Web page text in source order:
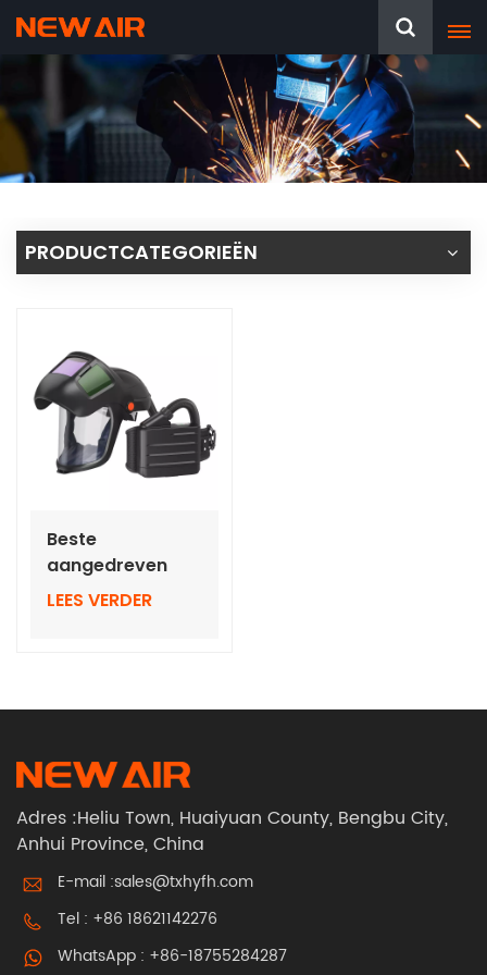
PRODUCTCATEGORIEËN
Beste
aangedreven
luchtzuiverende
LEES VERDER
Adres :Heliu Town, Huaiyuan County, Bengbu City,
Anhui Province, China
E-mail :sales@txhyfh.com
Tel : +86 18621142276
WhatsApp : +86-18755284287